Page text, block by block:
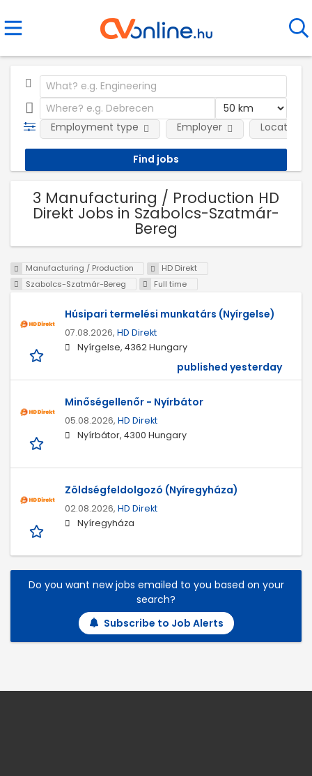
Employment type Employer Location
3 Manufacturing / Production HD
Direkt Jobs in Szabolcs-Szatmár-
Bereg
Manufacturing / Production
HD Direkt
Szabolcs-Szatmár-Bereg
Full time
Húsipari termelési munkatárs (Nyírgelse)
07.08.2026, HD Direkt
Nyírgelse, 4362 Hungary
published yesterday
Minőségellenőr - Nyírbátor
05.08.2026, HD Direkt
Nyírbátor, 4300 Hungary
Zöldségfeldolgozó (Nyíregyháza)
02.08.2026, HD Direkt
Nyíregyháza
Do you want new jobs emailed to you based on your
search?
Subscribe to Job Alerts